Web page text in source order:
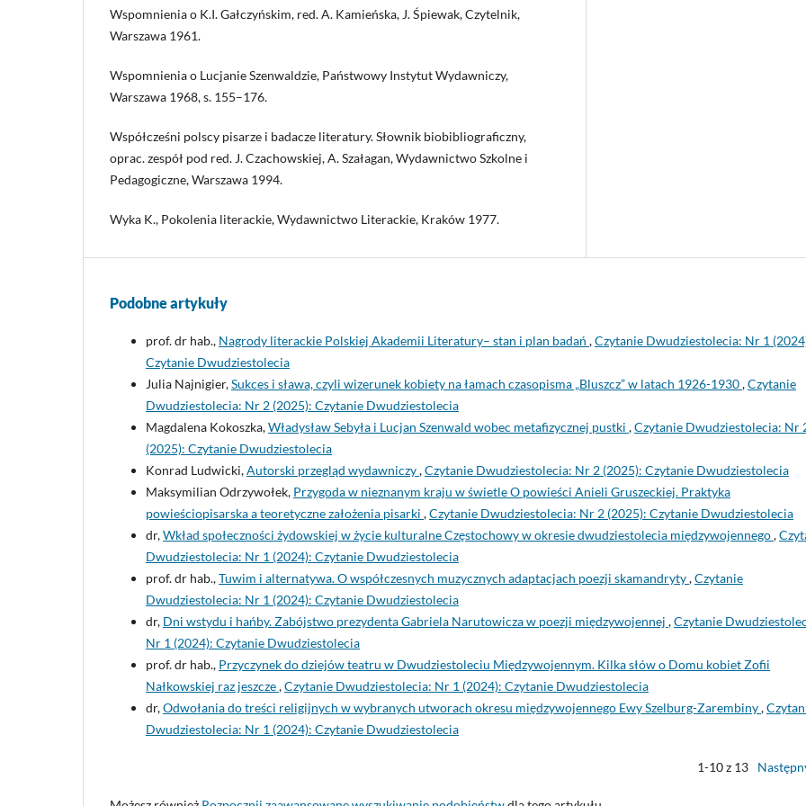
Wspomnienia o K.I. Gałczyńskim, red. A. Kamieńska, J. Śpiewak, Czytelnik,
Warszawa 1961.
Wspomnienia o Lucjanie Szenwaldzie, Państwowy Instytut Wydawniczy,
Warszawa 1968, s. 155–176.
Współcześni polscy pisarze i badacze literatury. Słownik biobibliograficzny,
oprac. zespół pod red. J. Czachowskiej, A. Szałagan, Wydawnictwo Szkolne i
Pedagogiczne, Warszawa 1994.
Wyka K., Pokolenia literackie, Wydawnictwo Literackie, Kraków 1977.
Podobne artykuły
prof. dr hab., Nagrody literackie Polskiej Akademii Literatury– stan i plan badań ,Czytanie Dwudziestolecia: Nr 1
Czytanie Dwudziestolecia
Julia Najnigier,Sukces i sława, czyli wizerunek kobiety na łamach czasopisma „Bluszcz” w latach 1926-1930,Czytanie
Dwudziestolecia: Nr 2 (2025): Czytanie Dwudziestolecia
Magdalena Kokoszka,Władysław Sebyła i Lucjan Szenwald wobec metafizycznej pustki ,Czytanie Dwudziestolecia: Nr
(2025): Czytanie Dwudziestolecia
Konrad Ludwicki,Autorski przegląd wydawniczy,Czytanie Dwudziestolecia: Nr 2 (2025): Czytanie Dwudziestolecia
Maksymilian Odrzywołek, Przygoda w nieznanym kraju w świetle O powieści Anieli Gruszeckiej. Praktyka
powieściopisarska a teoretyczne założenia pisarki ,Czytanie Dwudziestolecia: Nr 2 (2025): Czytanie Dwudziestolecia
dr,Wkład społeczności żydowskiej w życie kulturalne Częstochowy w okresie dwudziestolecia międzywojennego,
Dwudziestolecia: Nr 1 (2024): Czytanie Dwudziestolecia
prof. dr hab.,Tuwim i alternatywa. O współczesnych muzycznych adaptacjach poezji skamandryty,Czytanie
Dwudziestolecia: Nr 1 (2024): Czytanie Dwudziestolecia
dr, Dni wstydu i hańby. Zabójstwo prezydenta Gabriela Narutowicza w poezji międzywojennej ,Czytanie
Nr 1 (2024): Czytanie Dwudziestolecia
prof. dr hab., Przyczynek do dziejów teatru w Dwudziestoleciu Międzywojennym. Kilka słów o Domu kobiet Zofii
Nałkowskiej raz jeszcze,Czytanie Dwudziestolecia: Nr 1 (2024): Czytanie Dwudziestolecia
dr,Odwołania do treści religijnych w wybranych utworach okresu międzywojennego Ewy Szelburg-Zarembiny,
Dwudziestolecia: Nr 1 (2024): Czytanie Dwudziestolecia
1-10 z 13